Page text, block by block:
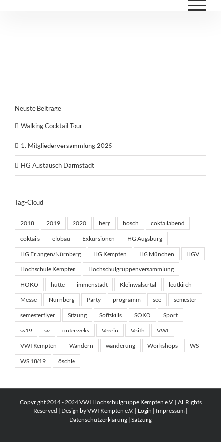
Neuste Beiträge
Walking Cocktail Tour
1. Mitgliederversammlung 2025
HG Austausch Darmstadt
Tag-Cloud
2018 2019 2020 berg bosch coktailabend
coktails elobau Exkursionen HG Augsburg
HG Erlangen/Nürnberg HG Kempten HG München HGV
Hochschule Kempten Hochschulgruppenversammlung
HOKO hütte immenstadt Kleinwalsertal leutkirch
Messe Nürnberg Party programm see semester
semesterflyer Sitzung Softskills SOKO Sport
ss19 sv unterweks Verein Voith VWI
VWI Kempten Wandern wanderung Workshops WS
WS 18/19 öschle
Copyright 2014 - 2024 VWI Hochschulgruppe Kempten e.V. | All Rights
Reserved | Design by VWI Kempten e.V. | Login | Impressum |
Datenschutzerklärung | Satzung